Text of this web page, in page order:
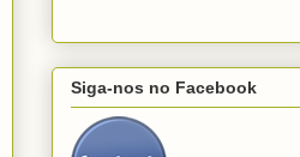
Siga-nos no Facebook